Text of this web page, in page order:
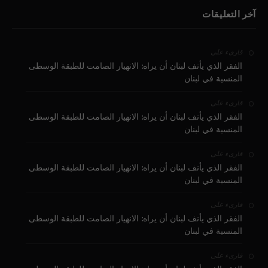
آخر التعليقات
قارىء على
الفقر الذي يأنف لبنان أن يراه: الانهيار الصامت للطبقة الوسطى
المنسية في لبنان
قارىء على
الفقر الذي يأنف لبنان أن يراه: الانهيار الصامت للطبقة الوسطى
المنسية في لبنان
قارىء على
الفقر الذي يأنف لبنان أن يراه: الانهيار الصامت للطبقة الوسطى
المنسية في لبنان
قارىء على
الفقر الذي يأنف لبنان أن يراه: الانهيار الصامت للطبقة الوسطى
المنسية في لبنان
قارىء على